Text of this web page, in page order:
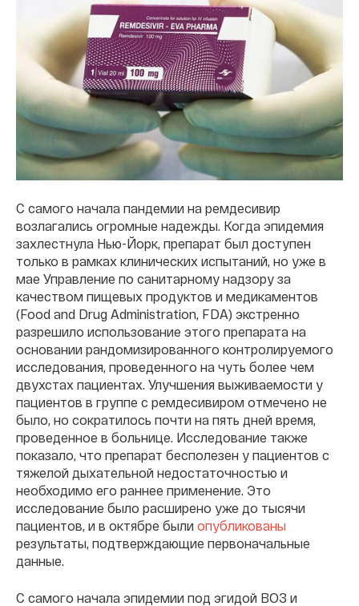
С самого начала пандемии на ремдесивир
возлагались огромные надежды. Когда эпидемия
захлестнула Нью-Йорк, препарат был доступен
только в рамках клинических испытаний, но уже в
мае Управление по санитарному надзору за
качеством пищевых продуктов и медикаментов
(Food and Drug Administration, FDA) экстренно
разрешило использование этого препарата на
основании рандомизированного контролируемого
исследования, проведенного на чуть более чем
двухстах пациентах. Улучшения выживаемости у
пациентов в группе с ремдесивиром отмечено не
было, но сократилось почти на пять дней время,
проведенное в больнице. Исследование также
показало, что препарат бесполезен у пациентов с
тяжелой дыхательной недостаточностью и
необходимо его раннее применение. Это
исследование было расширено уже до тысячи
пациентов, и в октябре были опубликованы
результаты, подтверждающие первоначальные
данные.
С самого начала эпидемии под эгидой ВОЗ и